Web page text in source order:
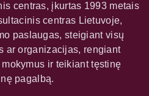
centras, įkurtas 1993 metais
centras Lietuvoje,
paslaugas, steigiant visų
ar organizacijas, rengiant
ir teikiant tęstinę
pagalbą.